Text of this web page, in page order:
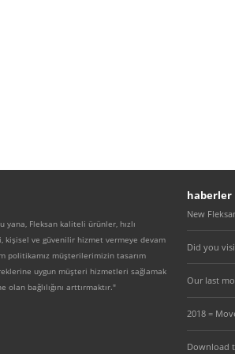
yana, Fleksan kaliteli ürünler, hızlı
kişisel ve güvenilir hizmet vermeye devam
politikamız müşterilerimizin tasarım
uygun müşteri hizmetleri sağlamak
olan bağlılığını arttırmaktır."
haberler
New
Did you
Our last
2018 =
Download